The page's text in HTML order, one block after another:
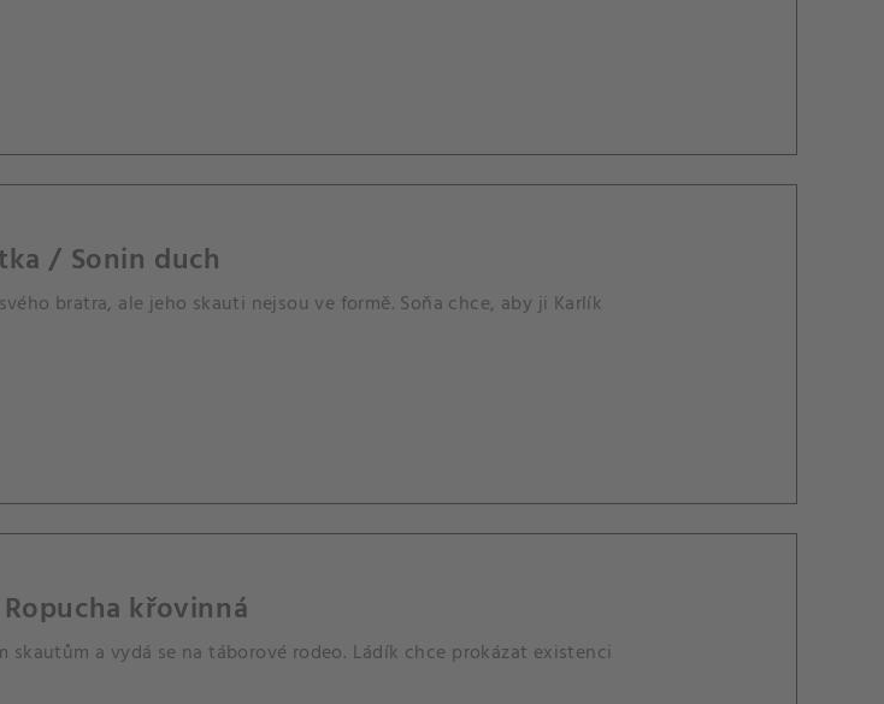
/ Sonin duch
bratra, ale jeho skauti nejsou ve formě. Soňa chce, aby ji Karlík
křovinná
skautům a vydá se na táborové rodeo. Ládík chce prokázat existenci